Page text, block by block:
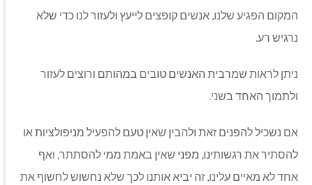
המקום הפגיע שלנו, אנשים קופצים לייעץ ולעזור לנו כדי שלא
נרגיש רע.
ניתן לראות שמרבית האנשים טובים במהותם ורוצים לעזור
ולתמוך האחד בשני.
אם נשכיל להפנים זאת ולהבין שאין טעם להפעיל מניפולציות או
להסתיר את רגשותינו, מפני שאין באמת ממי להסתתר, ואף
אחד לא מאיים עלינו, זה יביא אותנו לכך שלא נחשוש לחשוף את